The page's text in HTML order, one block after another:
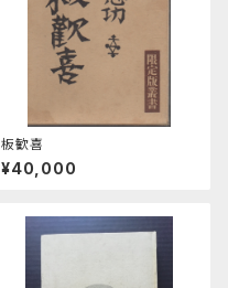
板歓喜
¥40,000